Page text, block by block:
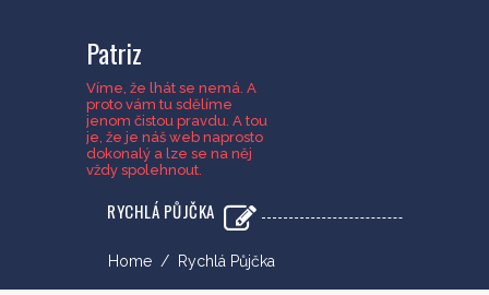
Patriz
Víme, že lhát se nemá. A
proto vám tu sdělíme
jenom čistou pravdu. A tou
je, že je náš web naprosto
dokonalý a lze se na něj
vždy spolehnout.
RYCHLÁ PŮJČKA
Home / Rychlá Půjčka